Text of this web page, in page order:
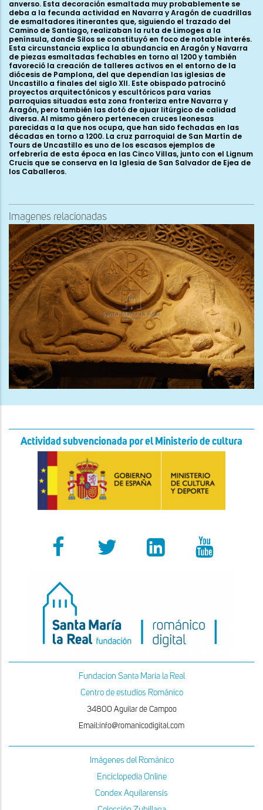
Imagenes relacionadas
Actividad subvencionada por el Ministerio de cultura
Fundacion Santa Maria la Real
Centro de estudios Románico
34800 Aguilar de Campoo
Email:info@romanicodigital.com
Imágenes del Románico
Enciclopedia Online
Condex Aquilarensis